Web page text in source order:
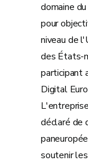
domaine
pour
niveau de
des États-
participant
Digital
déclaré de
soutenir